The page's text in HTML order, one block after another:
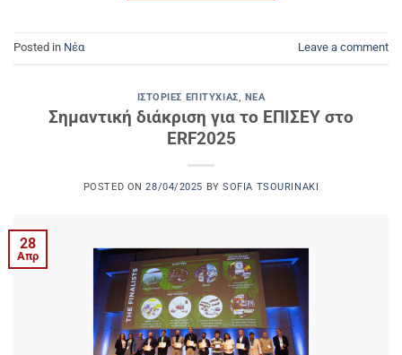
Posted in Νέα Leave a comment
ΙΣΤΟΡΊΕΣ ΕΠΙΤΥΧΊΑΣ, ΝΈΑ
Σημαντική διάκριση για το ΕΠΙΣΕΥ στο
ERF2025
POSTED ON28/04/2025 BYSOFIA TSOURINAKI
28
Απρ